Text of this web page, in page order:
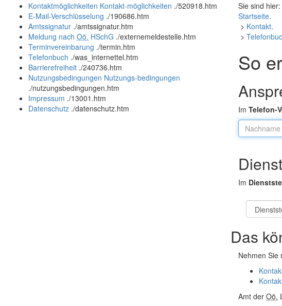
Kontaktmöglichkeiten Kontakt-möglichkeiten ./520918.htm
E-Mail-Verschlüsselung ./190686.htm
Amtssignatur ./amtssignatur.htm
Meldung nach Oö. HSchG ./externemeldestelle.htm
Terminvereinbarung ./termin.htm
Telefonbuch ./was_internettel.htm
Barrierefreiheit ./240736.htm
Nutzungsbedingungen Nutzungs-bedingungen
./nutzungsbedingungen.htm
Impressum ./13001.htm
Datenschutz ./datenschutz.htm
Sie sind hier:
Startseite.
> Kontakt.
>
So
Im Telefon-
Nachname:
Im
Das
Nehmen Sie
Amt der Oö.